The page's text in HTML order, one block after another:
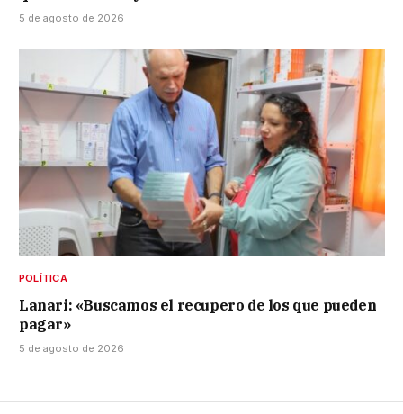
5 de agosto de 2026
POLÍTICA
Lanari: «Buscamos el recupero de los que pueden
pagar»
5 de agosto de 2026